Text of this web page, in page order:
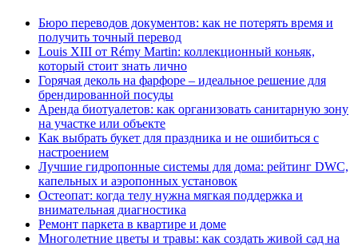
Бюро переводов документов: как не потерять время и
получить точный перевод
Louis XIII от Rémy Martin: коллекционный коньяк,
который стоит знать лично
Горячая деколь на фарфоре – идеальное решение для
брендированной посуды
Аренда биотуалетов: как организовать санитарную зону
на участке или объекте
Как выбрать букет для праздника и не ошибиться с
настроением
Лучшие гидропонные системы для дома: рейтинг DWC,
капельных и аэропонных установок
Остеопат: когда телу нужна мягкая поддержка и
внимательная диагностика
Ремонт паркета в квартире и доме
Многолетние цветы и травы: как создать живой сад на